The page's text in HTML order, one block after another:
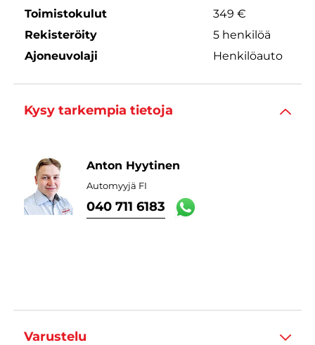
Toimistokulut
349 €
Rekisteröity
5 henkilöä
Ajoneuvolaji
Henkilöauto
Kysy tarkempia tietoja
Anton Hyytinen
Automyyjä FI
040 711 6183
Varustelu